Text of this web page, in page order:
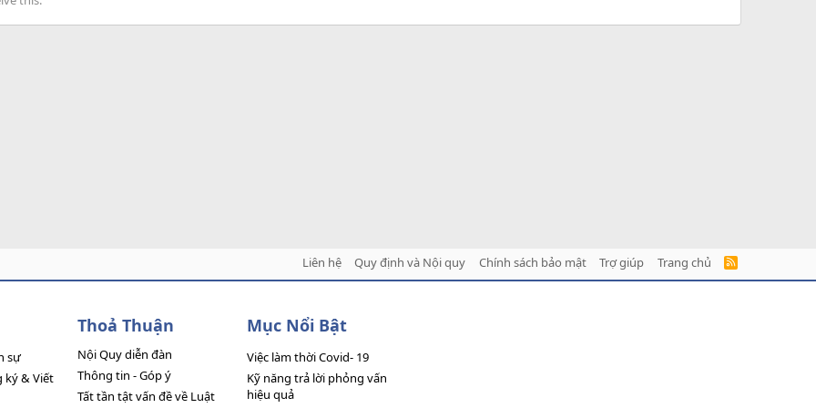
Liên hệ Quy định và Nội quy Chính sách bảo mật Trợ giúp Trang chủ
R
S
sự
ký & Viết
Thoả Thuận
Nội Quy diễn đàn
Thông tin - Góp ý
Tất tần tật vấn đề về Luật
Mục Nổi Bật
Việc làm thời Covid- 19
Kỹ năng trả lời phỏng vấn
hiệu quả